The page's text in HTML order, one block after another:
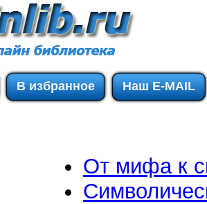
В избранное Наш E-MAIL
От мифа к